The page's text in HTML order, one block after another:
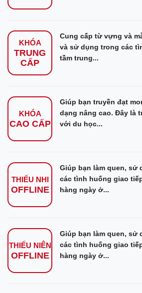
KHÓA
TRUNG
CẤP
Cung cấp từ vựng và
và sử dụng trong các
tầm trung...
KHÓA
CAO CẤP
Giúp bạn truyền đạt
dạng nâng cao. Đây là
với du học...
THIẾU NHI
OFFLINE
Giúp bạn làm quen, sử
các tình huống giao
hàng ngày ở...
THIẾU NIÊN
OFFLINE
Giúp bạn làm quen, sử
các tình huống giao
hàng ngày ở...